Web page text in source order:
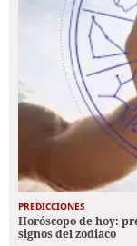
PREDICCIONES
Horóscopo de hoy:
signos del zodiaco